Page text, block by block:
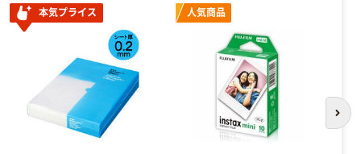
本気プライス 人気商品
次